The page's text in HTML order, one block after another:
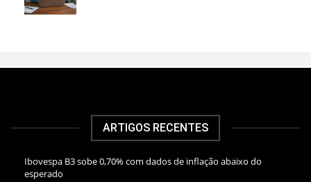
ARTIGOS RECENTES
Ibovespa B3 sobe 0,70% com dados de inflação abaixo do
esperado